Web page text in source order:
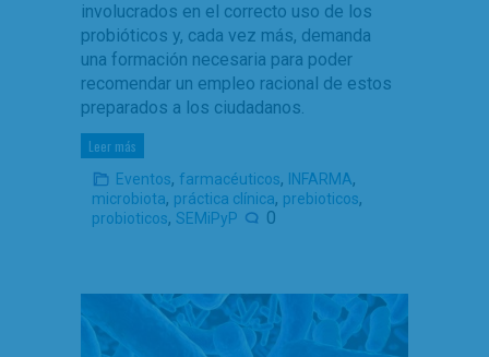
involucrados en el correcto uso de los
probióticos y, cada vez más, demanda
una formación necesaria para poder
recomendar un empleo racional de estos
preparados a los ciudadanos.
Leer más
Eventos, farmacéuticos, INFARMA,
microbiota, práctica clínica, prebioticos,
probioticos, SEMiPyP 0